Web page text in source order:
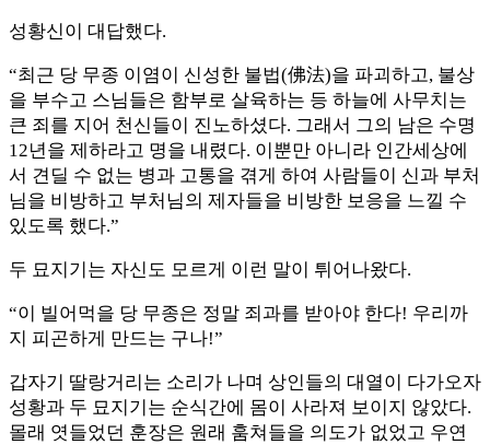
성황신이 대답했다.
“최근 당 무종 이염이 신성한 불법(佛法)을 파괴하고, 불상
을 부수고 스님들은 함부로 살육하는 등 하늘에 사무치는
큰 죄를 지어 천신들이 진노하셨다. 그래서 그의 남은 수명
12년을 제하라고 명을 내렸다. 이뿐만 아니라 인간세상에
서 견딜 수 없는 병과 고통을 겪게 하여 사람들이 신과 부처
님을 비방하고 부처님의 제자들을 비방한 보응을 느낄 수
있도록 했다.”
두 묘지기는 자신도 모르게 이런 말이 튀어나왔다.
“이 빌어먹을 당 무종은 정말 죄과를 받아야 한다! 우리까
지 피곤하게 만드는 구나!”
갑자기 딸랑거리는 소리가 나며 상인들의 대열이 다가오자
성황과 두 묘지기는 순식간에 몸이 사라져 보이지 않았다.
몰래 엿들었던 훈장은 원래 훔쳐들을 의도가 없었고 우연